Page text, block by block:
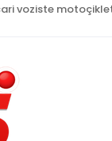
voziste